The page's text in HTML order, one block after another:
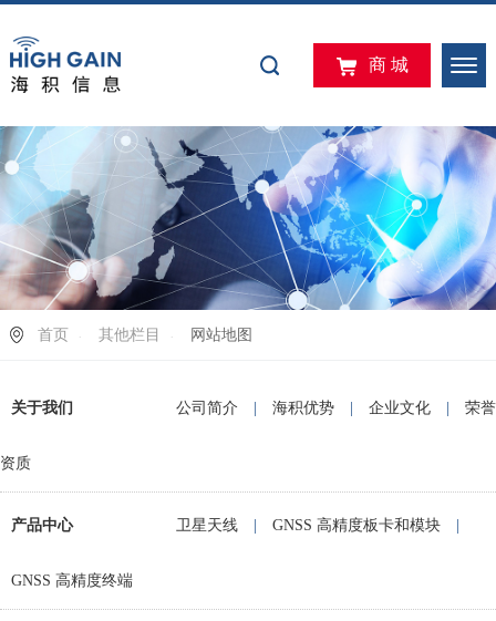
商 城
首页 其他栏目 网站地图
关于我们 公司简介 海积优势 企业文化 荣誉
资质
产品中心 卫星天线 GNSS 高精度板卡和模块
GNSS 高精度终端